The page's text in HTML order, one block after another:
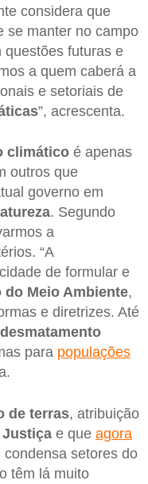
considera que
se manter no campo
questões futuras e
a quem caberá a
e setoriais de
”, acrescenta.
climático é apenas
outros que
governo em
. Segundo
a
“A
de formular e
do Meio Ambiente,
e diretrizes. Até
para populações
de terras, atribuição
e que agora
condensa setores do
têm lá muito